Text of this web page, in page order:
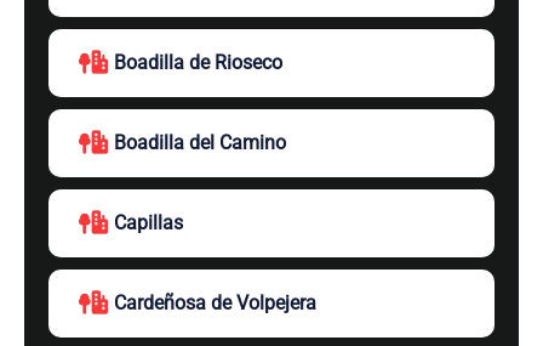
Boadilla de Rioseco
Boadilla del Camino
Capillas
Cardeñosa de Volpejera